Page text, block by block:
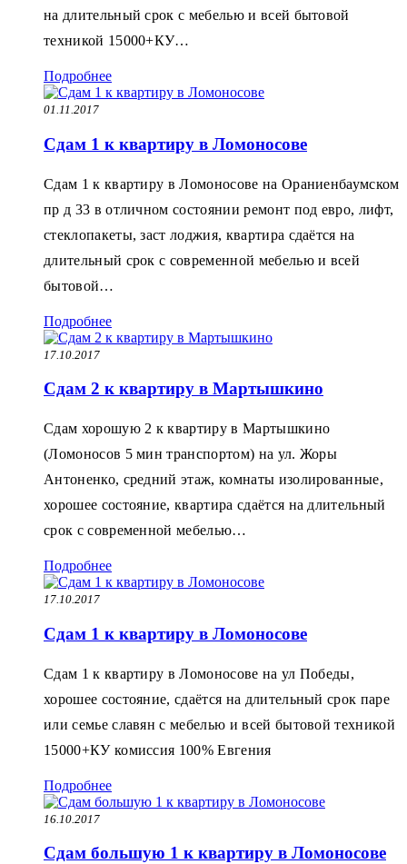
на длительный срок с мебелью и всей бытовой
техникой 15000+КУ…
Подробнее
01.11.2017
Сдам 1 к квартиру в Ломоносове
Сдам 1 к квартиру в Ломоносове на Ораниенбаумском
пр д 33 в отличном состоянии ремонт под евро, лифт,
стеклопакеты, заст лоджия, квартира сдаётся на
длительный срок с современной мебелью и всей
бытовой…
Подробнее
17.10.2017
Сдам 2 к квартиру в Мартышкино
Сдам хорошую 2 к квартиру в Мартышкино
(Ломоносов 5 мин транспортом) на ул. Жоры
Антоненко, средний этаж, комнаты изолированные,
хорошее состояние, квартира сдаётся на длительный
срок с современной мебелью…
Подробнее
17.10.2017
Сдам 1 к квартиру в Ломоносове
Сдам 1 к квартиру в Ломоносове на ул Победы,
хорошее состояние, сдаётся на длительный срок паре
или семье славян с мебелью и всей бытовой техникой
15000+КУ комиссия 100% Евгения
Подробнее
16.10.2017
Сдам большую 1 к квартиру в Ломоносове